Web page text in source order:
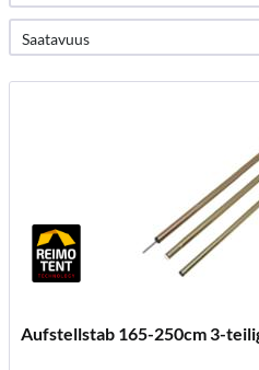
Aufstellstab 165-250cm 3-